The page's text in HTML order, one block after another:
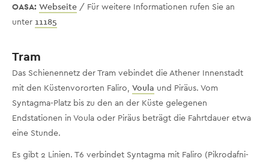
OASA: Webseite / Für weitere Informationen rufen Sie an
unter 11185
Tram
Das Schienennetz der Tram vebindet die Athener Innenstadt
mit den Küstenvororten Faliro, Voula und Piräus. Vom
Syntagma-Platz bis zu den an der Küste gelegenen
Endstationen in Voula oder Piräus beträgt die Fahrtdauer etwa
eine Stunde.
Es gibt 2 Linien. T6 verbindet Syntagma mit Faliro (Pikrodafni-